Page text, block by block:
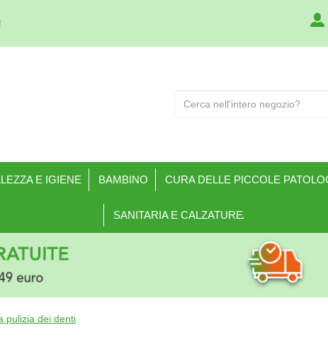
Prodotto
E IGIENE BAMBINO CURA DELLE PICCOLE
SANITARIA E CALZATURE
pulizia dei denti